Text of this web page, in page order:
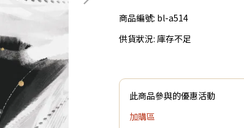
商品編號: bl-a514
供貨狀況: 庫存不足
此商品參與的優惠活動
加購區